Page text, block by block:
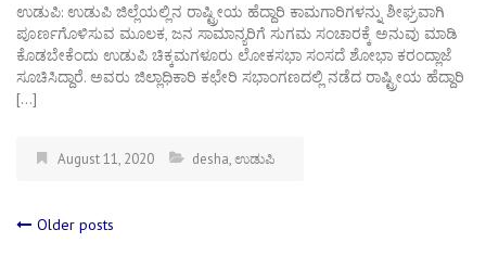
ಉಡುಪಿ: ಉಡುಪಿ ಜಿಲ್ಲೆಯಲ್ಲಿನ ರಾಷ್ಟ್ರೀಯ ಹೆದ್ದಾರಿ ಕಾಮಗಾರಿಗಳನ್ನು ಶೀಘ್ರವಾಗಿ
ಪೂರ್ಣಗೊಳಿಸುವ ಮೂಲಕ, ಜನ ಸಾಮಾನ್ಯರಿಗೆ ಸುಗಮ ಸಂಚಾರಕ್ಕೆ ಅನುವು ಮಾಡಿ
ಕೊಡಬೇಕೆಂದು ಉಡುಪಿ ಚಿಕ್ಕಮಗಳೂರು ಲೋಕಸಭಾ ಸಂಸದೆ ಶೋಭಾ ಕರಂದ್ಲಾಜೆ
ಸೂಚಿಸಿದ್ದಾರೆ. ಅವರು ಜಿಲ್ಲಾಧಿಕಾರಿ ಕಛೇರಿ ಸಭಾಂಗಣದಲ್ಲಿ ನಡೆದ ರಾಷ್ಟ್ರೀಯ ಹೆದ್ದಾರಿ
[…]
August 11, 2020 desha,ಉಡುಪಿ
Posts
Older posts